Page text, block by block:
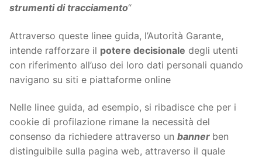
strumenti di tracciamento“
Attraverso queste linee guida, l’Autorità Garante,
intende rafforzare il potere decisionale degli utenti
con riferimento all’uso dei loro dati personali quando
navigano su siti e piattaforme online
Nelle linee guida, ad esempio, si ribadisce che per i
cookie di profilazione rimane la necessità del
consenso da richiedere attraverso un banner ben
distinguibile sulla pagina web, attraverso il quale